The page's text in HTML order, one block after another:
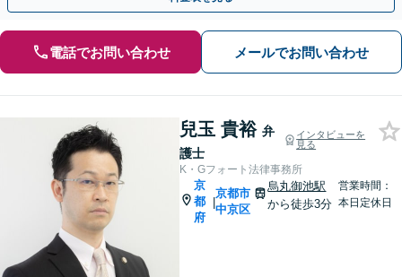
電話でお問い合わせ メールでお問い合わせ
兒玉 貴裕 弁
護士
インタビューを
見る
K・Gフォート法律事務所
京
都
府
|
京都市
中京区
烏丸御池駅
から徒歩3分
営業時間：
本日定休日